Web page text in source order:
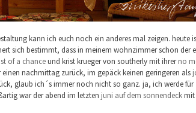
kann ich euch noch ein anderes mal zeigen. heute
sich bestimmt, dass in meinem wohnzimmer schon der
of a chanceund krist krueger von southerly mit ihrerno
nachmittag zurück, im gepäck keinen geringeren als
glaub ich´s immer noch nicht so ganz. ja, ich werde für
war der abend im letzten juni auf dem sonnendeckmit